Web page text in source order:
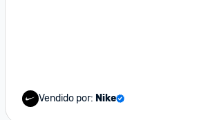
Vendido por: Nike